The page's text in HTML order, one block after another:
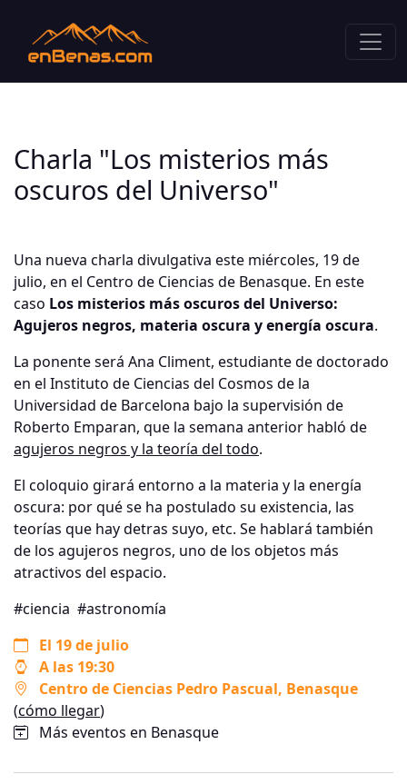
Charla "Los misterios más
oscuros del Universo"
Una nueva charla divulgativa este miércoles, 19 de
julio, en el Centro de Ciencias de Benasque. En este
caso Los misterios más oscuros del Universo:
Agujeros negros, materia oscura y energía oscura.
La ponente será Ana Climent, estudiante de doctorado
en el Instituto de Ciencias del Cosmos de la
Universidad de Barcelona bajo la supervisión de
Roberto Emparan, que la semana anterior habló de
agujeros negros y la teoría del todo.
El coloquio girará entorno a la materia y la energía
oscura: por qué se ha postulado su existencia, las
teorías que hay detras suyo, etc. Se hablará también
de los agujeros negros, uno de los objetos más
atractivos del espacio.
#ciencia #astronomía
El 19 de julio
A las 19:30
Centro de Ciencias Pedro Pascual, Benasque
(cómo llegar)
Más eventos en Benasque